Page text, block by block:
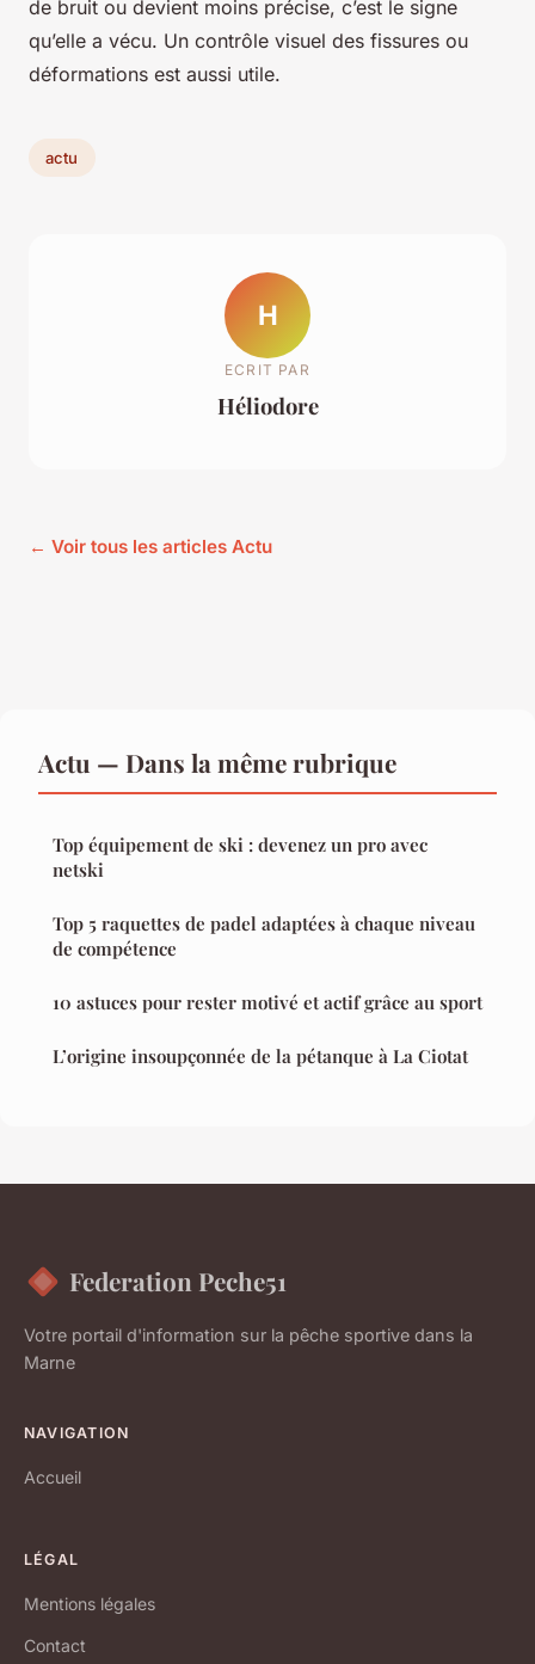
de bruit ou devient moins précise, c’est le signe
qu’elle a vécu. Un contrôle visuel des fissures ou
déformations est aussi utile.
actu
H
ECRIT PAR
Héliodore
← Voir tous les articles Actu
Actu — Dans la même rubrique
Top équipement de ski : devenez un pro avec
netski
Top 5 raquettes de padel adaptées à chaque niveau
de compétence
10 astuces pour rester motivé et actif grâce au sport
L’origine insoupçonnée de la pétanque à La Ciotat
Federation Peche51
Votre portail d'information sur la pêche sportive dans la
Marne
NAVIGATION
Accueil
LÉGAL
Mentions légales
Contact